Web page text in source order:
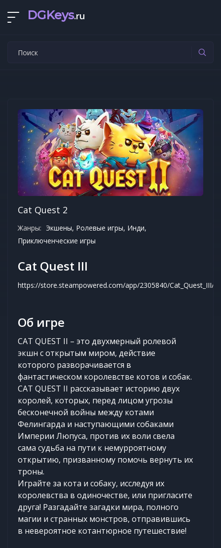
DGKeys.ru
Cat Quest 2
Жанры: Экшены, Ролевые игры, Инди,
Приключенческие игры
Cat Quest III
https://store.steampowered.com/app/2305840/Cat_Quest_III/
Об игре
CAT QUEST II – это двухмерный ролевой
экшн с открытым миром, действие
которого разворачивается в
фантастическом королевстве котов и собак.
CAT QUEST II рассказывает историю двух
королей, которых, перед лицом угрозы
бесконечной войны между котами
Фелингарда и наступающими собаками
Империи Люпуса, против их воли свела
сама судьба на пути к немурроятному
открытию, призванному помочь вернуть их
троны.
Играйте за кота и собаку, исследуя их
королевства в одиночестве, или пригласите
друга! Разгадайте загадки мира, полного
магии и странных монстров, отправившись
в невероятное котантюрное путешествие!